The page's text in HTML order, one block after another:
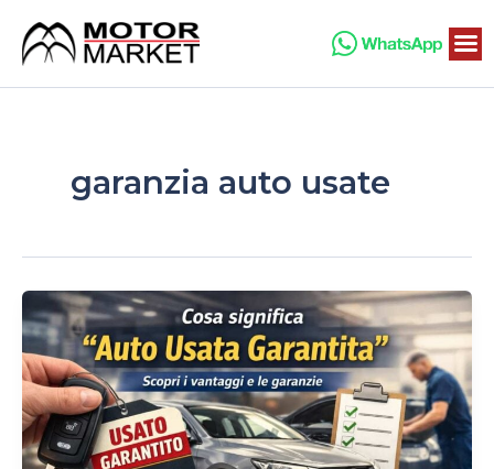
contenuto
garanzia auto usate
Cosa
significa
“auto
usata
garantita”